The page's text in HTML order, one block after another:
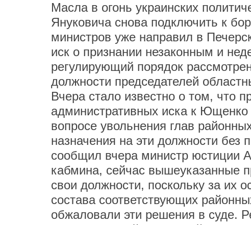
Масла в огонь украинских
Януковича снова подключить к
министров уже направил в
иск о признании незаконным и
регулирующий порядок
должности председателей
Вчера стало известно о том, что
административных иска к Ющенко
вопросе увольнения глав
назначения на эти должности без
сообщил вчера министр юстиции
кабмина, сейчас вышеуказанные
свои должности, поскольку за их
состава соответствующих
обжаловали эти решения в суде.